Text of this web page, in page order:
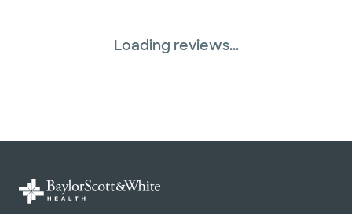
Loading reviews...